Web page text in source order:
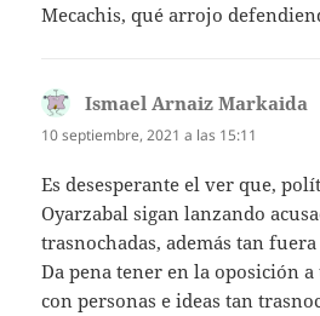
Mecachis, qué arrojo
Ismael Arnaiz Markaida
10 septiembre, 2021 a las 15:11
Es desesperante el ver que,
Oyarzabal sigan lanzando
trasnochadas, además tan
Da pena tener en la oposición
con personas e ideas tan